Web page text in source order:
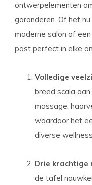
ontwerpelementen
garanderen. Of het
moderne salon of
past perfect in elke
Volledige
breed scala
massage,
waardoor het
diverse
Drie krachtige
de tafel